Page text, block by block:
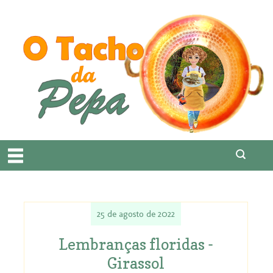
25 de agosto de 2022
Lembranças floridas -
Girassol